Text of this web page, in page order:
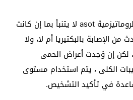
مع العلم أن تحليل الحمر الروماتيزمية asot لا يتنبأ بما إن كانت
بالبكتيريا أم لا، ولا
لكن إن وُجدت أعراض الحمى
الكلى ، يتم استخدام مستوى